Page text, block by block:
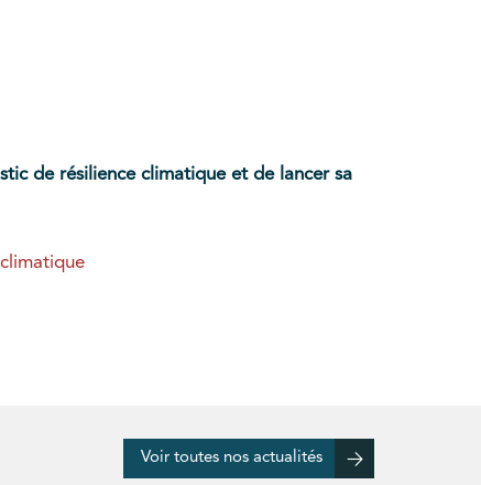
de résilience climatique et de lancer sa
Voir toutes nos actualités